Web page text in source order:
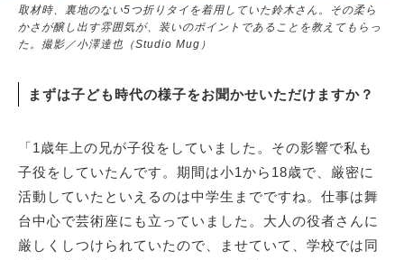
取材時、裏地のない5つ折りタイを着用していた鈴木さん。その柔ら
かさが醸し出す雰囲気が、装いのポイントであることを教えてもらっ
た。撮影／小澤達也（Studio Mug）
まずは子ども時代の様子をお聞かせいただけますか？
「1歳年上の兄が子役をしていました。その影響で私も
子役をしていたんです。期間は小1から18歳で、厳密に
活動していたといえるのは中学生までですね。仕事は舞
台中心で芸術座にも立っていました。大人の役者さんに
厳しくしつけられていたので、ませていて、学校では同